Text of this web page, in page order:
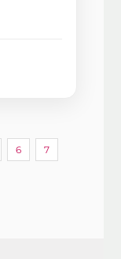
6 7